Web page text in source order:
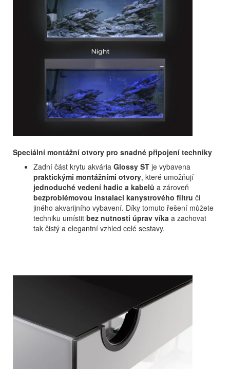
Speciální montážní otvory pro snadné připojení techniky
Zadní část krytu akvária Glossy ST je vybavena
praktickými montážními otvory, které umožňují
jednoduché vedení hadic a kabelů a zároveň
bezproblémovou instalaci kanystrového filtru či
jiného akvarijního vybavení. Díky tomuto řešení můžete
techniku umístit bez nutnosti úprav víka a zachovat
tak čistý a elegantní vzhled celé sestavy.